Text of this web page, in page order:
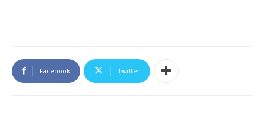
Facebook Twitter